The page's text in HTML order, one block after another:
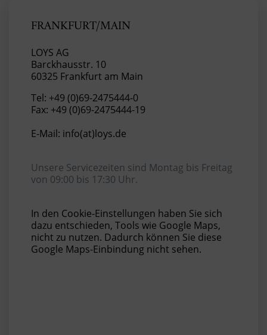
FRANKFURT/MAIN
LOYS AG
Barckhausstr. 10
60325 Frankfurt am Main
Tel: +49 (0)69-2475444-0
Fax: +49 (0)69-2475444-19
E-Mail: info(at)loys.de
Unsere Servicezeiten sind Montag bis Freitag
von 09:00 bis 17:30 Uhr.
In den Cookie-Einstellungen haben Sie sich
dazu entschieden, Tools wie Google Maps,
nicht zu nutzen. Dadurch können Sie diese
Google Maps-Einbindung nicht sehen.